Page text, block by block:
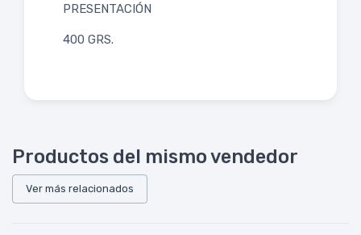
PRESENTACIÓN
400 GRS.
Productos del mismo vendedor
Ver más relacionados